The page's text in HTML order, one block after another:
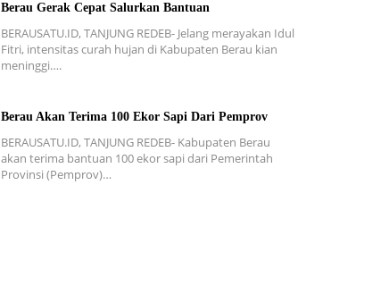
Berau Gerak Cepat Salurkan Bantuan
BERAUSATU.ID, TANJUNG REDEB- Jelang merayakan Idul
Fitri, intensitas curah hujan di Kabupaten Berau kian
meninggi….
Berau Akan Terima 100 Ekor Sapi Dari Pemprov
BERAUSATU.ID, TANJUNG REDEB- Kabupaten Berau
akan terima bantuan 100 ekor sapi dari Pemerintah
Provinsi (Pemprov)…